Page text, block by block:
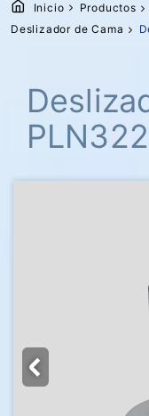
Inicio Productos
Deslizador de Cama
PLN322